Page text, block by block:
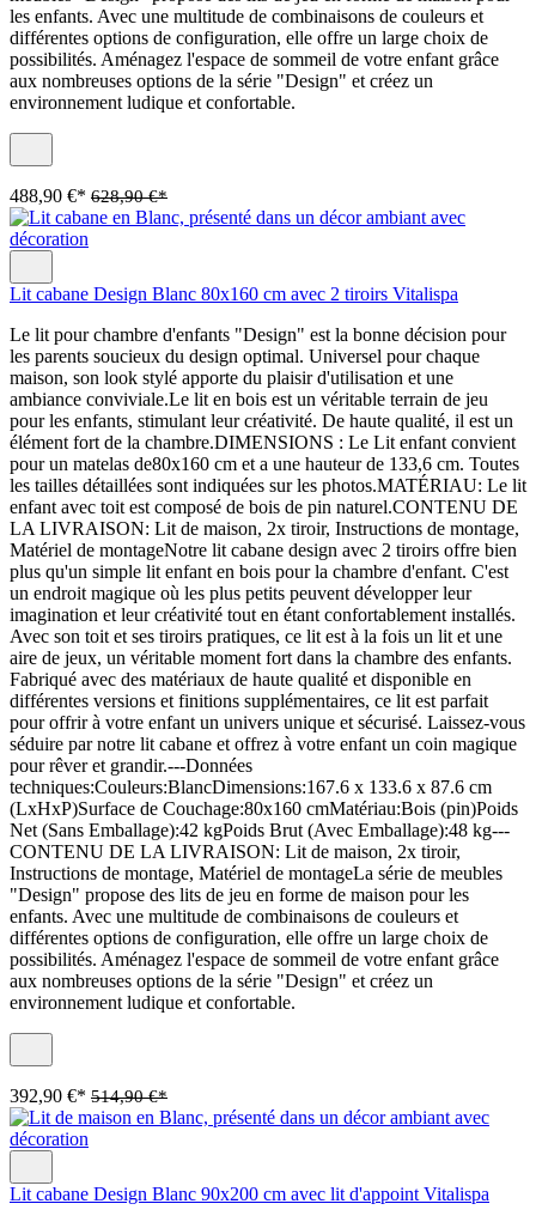
les enfants. Avec une multitude de combinaisons de couleurs et
différentes options de configuration, elle offre un large choix de
possibilités. Aménagez l'espace de sommeil de votre enfant grâce
aux nombreuses options de la série "Design" et créez un
environnement ludique et confortable.
488,90 €* 628,90 €*
Lit cabane Design Blanc 80x160 cm avec 2 tiroirs Vitalispa
Le lit pour chambre d'enfants "Design" est la bonne décision pour
les parents soucieux du design optimal. Universel pour chaque
maison, son look stylé apporte du plaisir d'utilisation et une
ambiance conviviale.Le lit en bois est un véritable terrain de jeu
pour les enfants, stimulant leur créativité. De haute qualité, il est un
élément fort de la chambre.DIMENSIONS : Le Lit enfant convient
pour un matelas de80x160 cm et a une hauteur de 133,6 cm. Toutes
les tailles détaillées sont indiquées sur les photos.MATÉRIAU: Le lit
enfant avec toit est composé de bois de pin naturel.CONTENU DE
LA LIVRAISON: Lit de maison, 2x tiroir, Instructions de montage,
Matériel de montageNotre lit cabane design avec 2 tiroirs offre bien
plus qu'un simple lit enfant en bois pour la chambre d'enfant. C'est
un endroit magique où les plus petits peuvent développer leur
imagination et leur créativité tout en étant confortablement installés.
Avec son toit et ses tiroirs pratiques, ce lit est à la fois un lit et une
aire de jeux, un véritable moment fort dans la chambre des enfants.
Fabriqué avec des matériaux de haute qualité et disponible en
différentes versions et finitions supplémentaires, ce lit est parfait
pour offrir à votre enfant un univers unique et sécurisé. Laissez-vous
séduire par notre lit cabane et offrez à votre enfant un coin magique
pour rêver et grandir.---Données
techniques:Couleurs:BlancDimensions:167.6 x 133.6 x 87.6 cm
(LxHxP)Surface de Couchage:80x160 cmMatériau:Bois (pin)Poids
Net (Sans Emballage):42 kgPoids Brut (Avec Emballage):48 kg---
CONTENU DE LA LIVRAISON: Lit de maison, 2x tiroir,
Instructions de montage, Matériel de montageLa série de meubles
"Design" propose des lits de jeu en forme de maison pour les
enfants. Avec une multitude de combinaisons de couleurs et
différentes options de configuration, elle offre un large choix de
possibilités. Aménagez l'espace de sommeil de votre enfant grâce
aux nombreuses options de la série "Design" et créez un
environnement ludique et confortable.
392,90 €* 514,90 €*
Lit cabane Design Blanc 90x200 cm avec lit d'appoint Vitalispa